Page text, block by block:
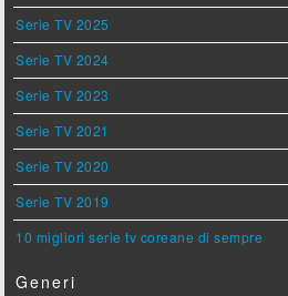
Serie TV 2025
Serie TV 2024
Serie TV 2023
Serie TV 2021
Serie TV 2020
Serie TV 2019
10 migliori serie tv coreane di sempre
Generi